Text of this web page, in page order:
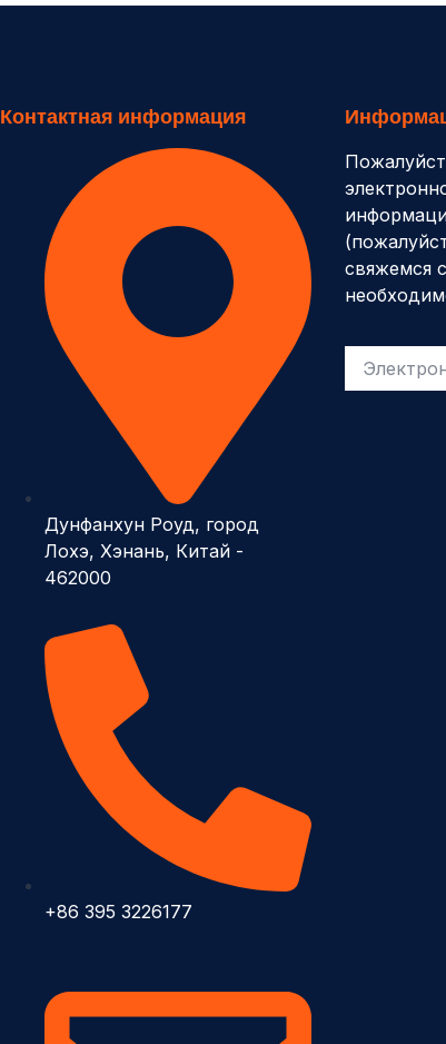
Контактная информация
Дунфанхун Роуд, город
Лохэ, Хэнань, Китай -
462000
+86 395 3226177
свяжемся